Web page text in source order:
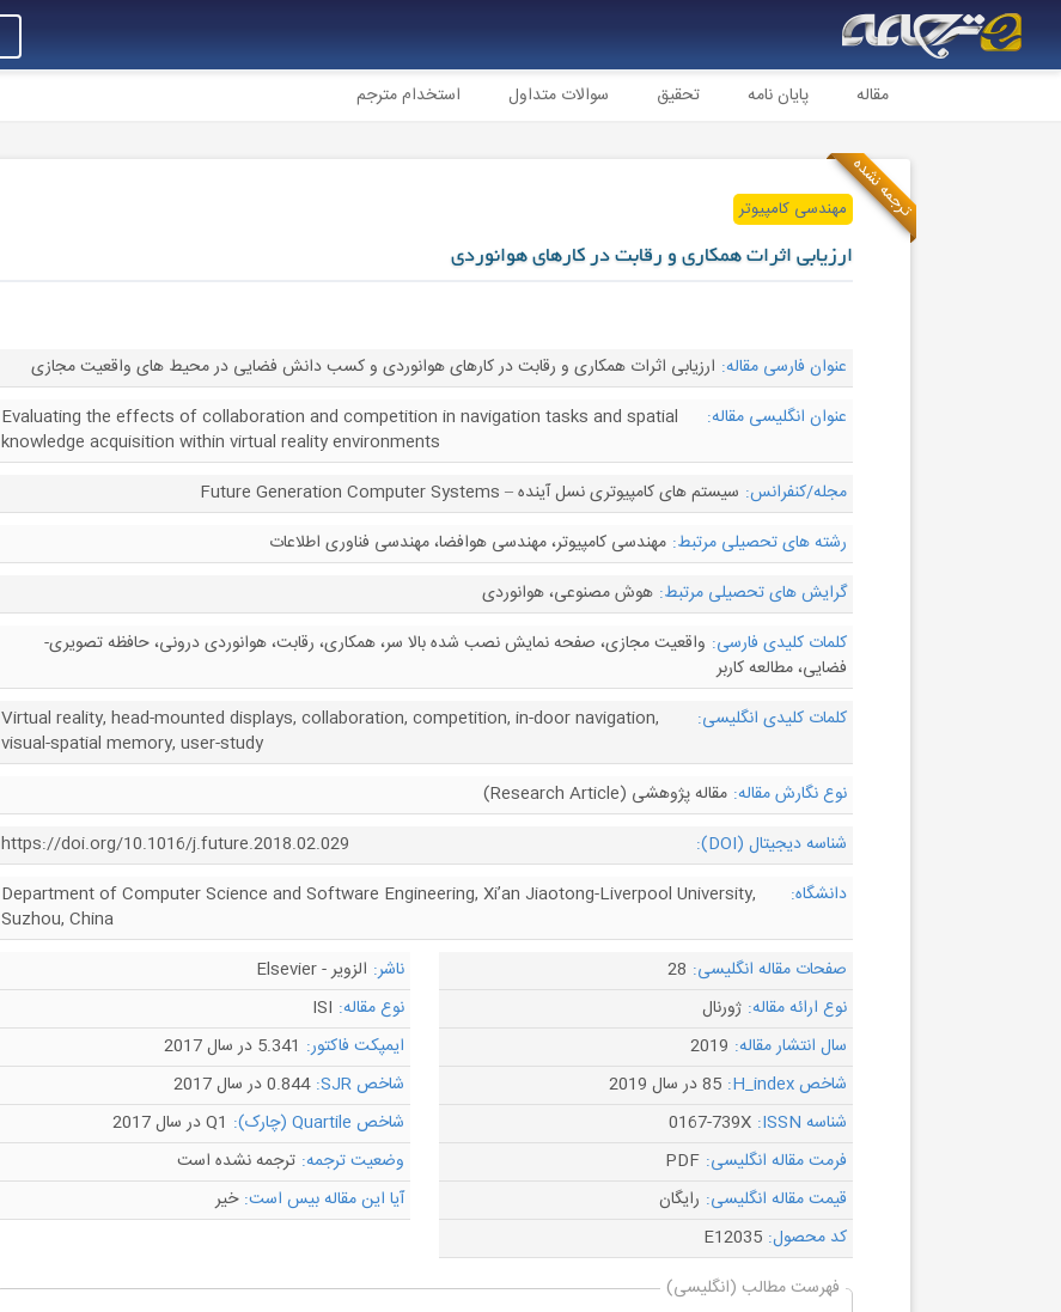
مقاله پایان نامه تحقیق سوالات متداول استخدام مترجم
ترجمه نشدهمهندسی کامپیوتر
ارزیابی اثرات همکاری و رقابت در کارهای هوانوردی
عنوان فارسی مقاله: ارزیابی اثرات همکاری و رقابت در کارهای هوانوردی و کسب دانش فضایی در محیط های واقعیت مجازی
عنوان انگلیسی مقاله:
Evaluating the effects of collaboration and competition in navigation tasks and spatial
knowledge acquisition within virtual reality environments
مجله/کنفرانس: سیستم های کامپیوتری نسل آینده – Future Generation Computer Systems
رشته های تحصیلی مرتبط: مهندسی کامپیوتر، مهندسی هوافضا، مهندسی فناوری اطلاعات
گرایش های تحصیلی مرتبط: هوش مصنوعی، هوانوردی
کلمات کلیدی فارسی: واقعیت مجازی، صفحه نمایش نصب شده بالا سر، همکاری، رقابت، هوانوردی درونی، حافظه تصویری-
فضایی، مطالعه کاربر
کلمات کلیدی انگلیسی:
Virtual reality, head-mounted displays, collaboration, competition, in-door navigation,
visual-spatial memory, user-study
نوع نگارش مقاله: مقاله پژوهشی (Research Article)
شناسه دیجیتال (DOI):
https://doi.org/10.1016/j.future.2018.02.029
دانشگاه:
Department of Computer Science and Software Engineering, Xi’an Jiaotong-Liverpool University,
Suzhou, China
صفحات مقاله انگلیسی: 28 ناشر: الزویر - Elsevier
نوع ارائه مقاله: ژورنال نوع مقاله: ISI
سال انتشار مقاله: 2019 ایمپکت فاکتور: 5.341 در سال 2017
شاخص H_index:
85 در سال 2019 شاخص SJR:
0.844 در سال 2017
شناسه ISSN:
0167-739X شاخص Quartile (چارک):
Q1 در سال 2017
فرمت مقاله انگلیسی: PDF وضعیت ترجمه: ترجمه نشده است
قیمت مقاله انگلیسی: رایگان آیا این مقاله بیس است: خیر
کد محصول: E12035
فهرست مطالب (انگلیسی)